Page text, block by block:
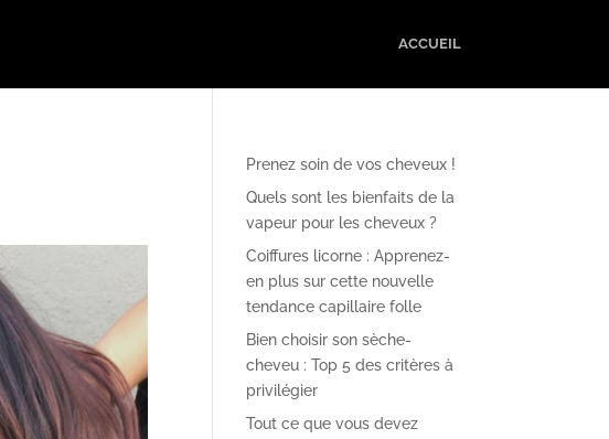
ACCUEIL
Prenez soin de vos cheveux !
Quels sont les bienfaits de la
vapeur pour les cheveux ?
Coiffures licorne : Apprenez-
en plus sur cette nouvelle
tendance capillaire folle
Bien choisir son sèche-
cheveu : Top 5 des critères à
privilégier
Tout ce que vous devez